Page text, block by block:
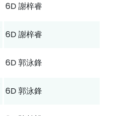
6D 謝梓睿
6D 謝梓睿
6D 郭泳鋒
6D 郭泳鋒